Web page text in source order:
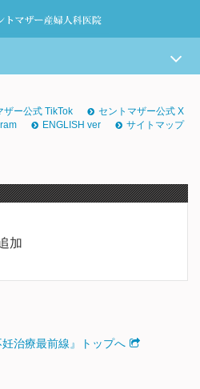
ザー公式 TikTok
セントマザー公式 X
ENGLISH ver サイトマップ
加
妊治療最前線』トップへ